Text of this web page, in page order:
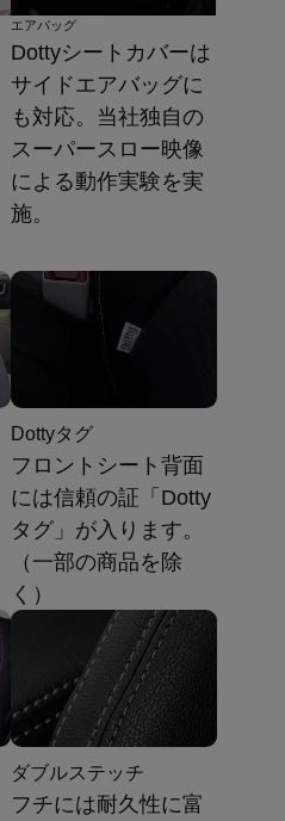
エアバッグ
Dottyシートカバーは
サイドエアバッグに
も対応。当社独自の
スーパースロー映像
による動作実験を実
施。
Dottyタグ
フロントシート背面
には信頼の証「Dotty
タグ」が入ります。
（一部の商品を除
く）
ダブルステッチ
フチには耐久性に富